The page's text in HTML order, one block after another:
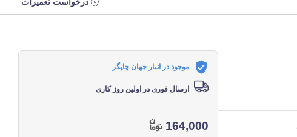
موجود در انبار جهان چاپگر
ارسال فوری در اولین روز کاری
164,000